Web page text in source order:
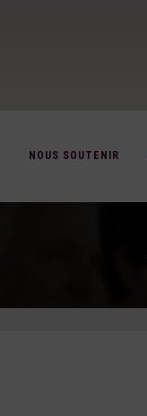
NOUS SOUTENIR